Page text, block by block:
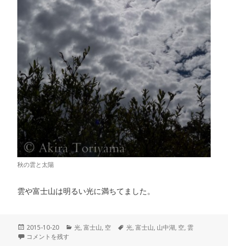
秋の雲と太陽
雲や富士山は明るい光に満ちてました。
投
稿
2015-10-20
カ
光,富士山, 空
タ
光,富士山, 山中湖, 空, 雲
【雨上がりの山中湖】 に
コメントを残す